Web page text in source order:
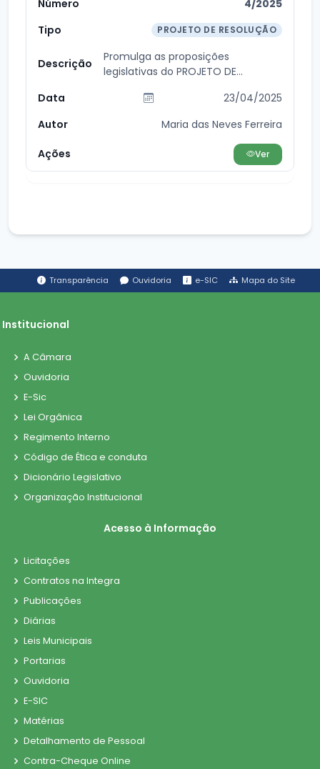
4/2025
PROJETO DE RESOLUÇÃO
Promulga as proposições
legislativas do PROJETO DE
23/04/2025
Maria das Neves Ferreira
Ver
Transparência Ouvidoria e-SIC Mapa do Site
Institucional
A Câmara
Ouvidoria
E-Sic
Lei Orgânica
Regimento Interno
Código de Ética e conduta
Dicionário Legislativo
Organização Institucional
Acesso à Informação
Licitações
Contratos na Integra
Publicações
Diárias
Leis Municipais
Portarias
Ouvidoria
E-SIC
Matérias
Detalhamento de Pessoal
Contra-Cheque Online